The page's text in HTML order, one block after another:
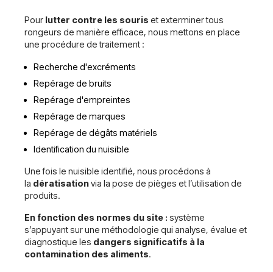
Pour lutter contre les souris et exterminer tous
rongeurs de manière efficace, nous mettons en place
une procédure de traitement :
Recherche d'excréments
Repérage de bruits
Repérage d'empreintes
Repérage de marques
Repérage de dégâts matériels
Identification du nuisible
Une fois le nuisible identifié, nous procédons à
la dératisationvia la pose de pièges et l’utilisation de
produits.
En fonction des normes du site : système
s’appuyant sur une méthodologie qui analyse, évalue et
diagnostique les dangers significatifs à la
contamination des aliments.